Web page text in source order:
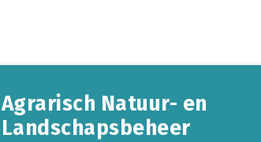
Agrarisch Natuur- en
Landschapsbeheer